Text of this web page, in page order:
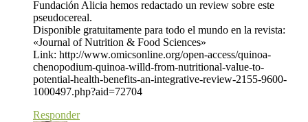
Fundación Alicia hemos redactado un review sobre este
pseudocereal.
Disponible gratuitamente para todo el mundo en la revista:
«Journal of Nutrition & Food Sciences»
Link: http://www.omicsonline.org/open-access/quinoa-
chenopodium-quinoa-willd-from-nutritional-value-to-
potential-health-benefits-an-integrative-review-2155-9600-
1000497.php?aid=72704
Responder